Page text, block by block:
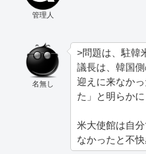
管理人
名無し
>問題は、駐韓
議長は、韓国
迎えに来なか
た」と明らかに
米大使館は自
なかったと不